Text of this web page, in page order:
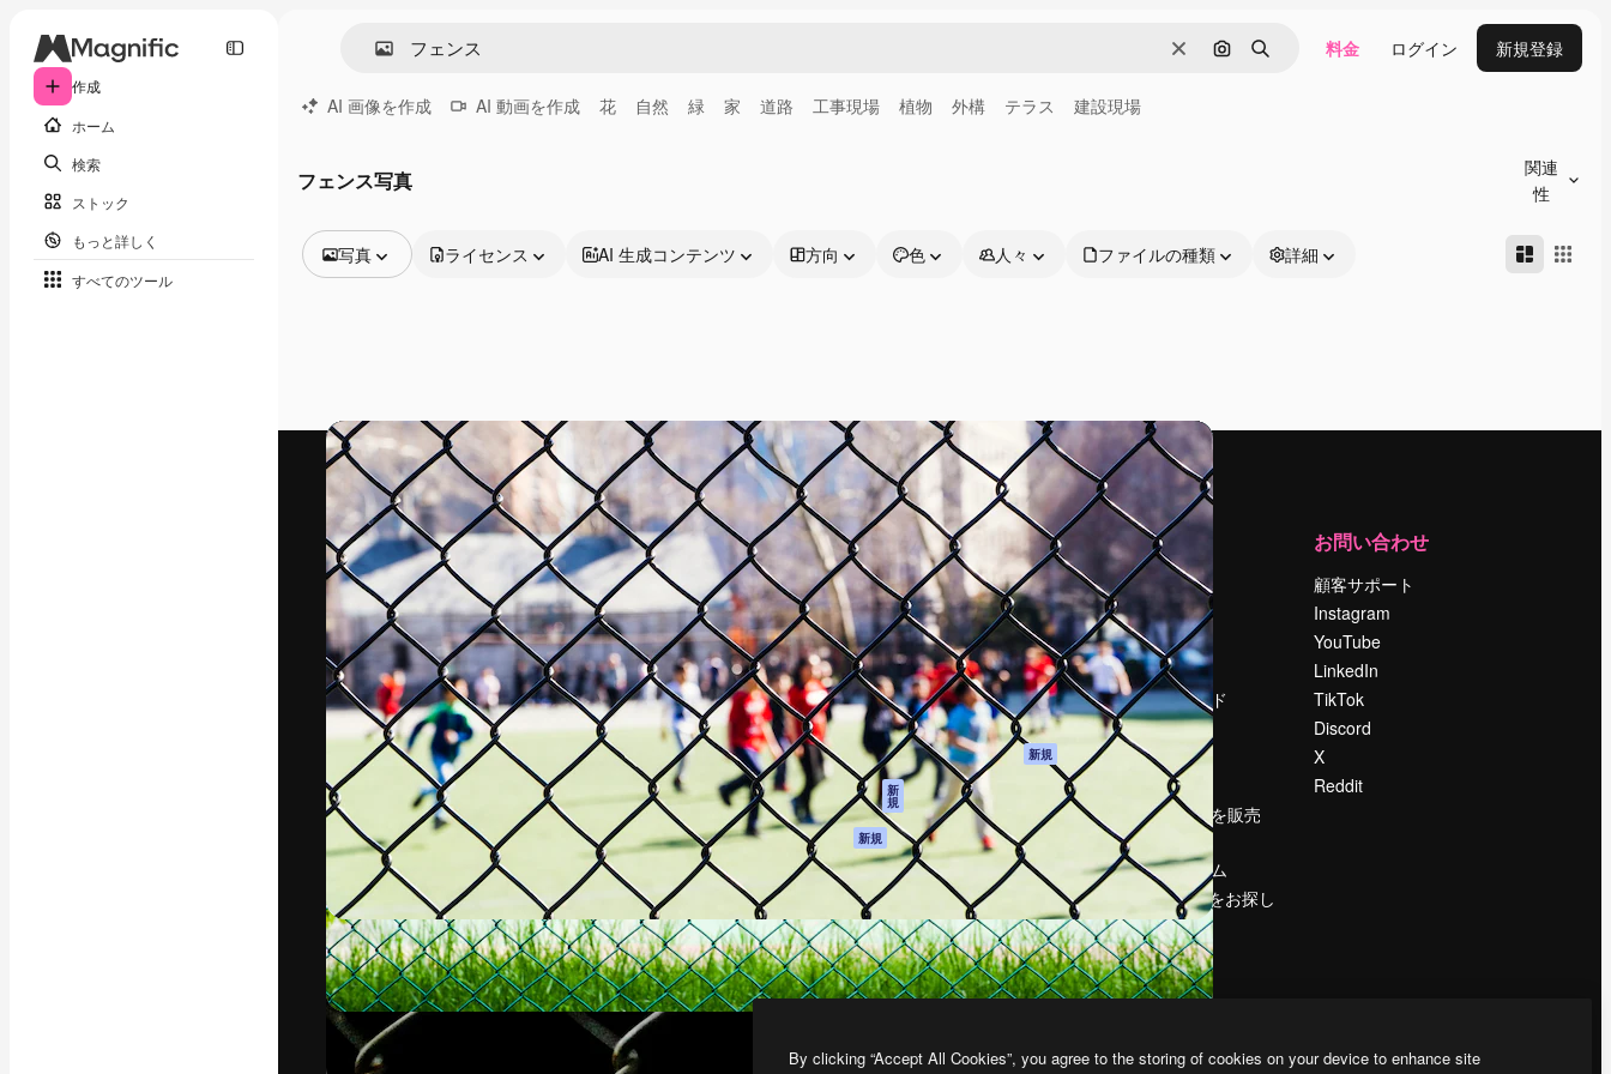
作成
ホーム
検索
ストック
もっと詳しく
すべてのツール
消去 画像で検索
検索 料金 ログイン 新規登録
AI 画像を作成 AI 動画を作成 花 自然 緑 家 道路 工事現場 植物 外構 テラス 建設現場
フェンス写真
関連
性
写真
動画
映像素材
モーショングラフィックス
動画テンプレート
アイコン
3D モデル
フォント
ライセンス AI 生成コンテンツ 方向 色 人々 ファイルの種類 詳細
最高のクリエイティブ制作を導くためのプラ
ットフォーム。クリエイター、企業、代理
店、スタジオを含む100万人以上が利用して
います。
日本語
製品
Spaces
AI アシスタント
AI 画像生成ツール
AI 動画生成ツール
AI 音声合成ツール
ストックコンテン
ツ
Claude/ChatGPT
向けMCP
新
規
エージェント 新規
モバイルアプリ
すべてのMagnificツ
ール
はじめに
Academy
ドキュメント
サポート
利用規約
プライバシーポリ
シー
オリジナル
新規
クッキーポリシー
トラストセンター
アフィリエイト
法人向け
運営
料金
会社概要
Reviews
採用情報
検索トレンド
ブログ
イベント
Slidesgo
コンテンツを販売
する
プレスルーム
magnific.aiをお探し
ですか？
お問い合わせ
顧客サポート
Instagram
YouTube
LinkedIn
TikTok
Discord
X
Reddit
Freepik Company S.L.U.
By clicking “Accept All Cookies”, you agree to the storing of cookies on your device to enhance site